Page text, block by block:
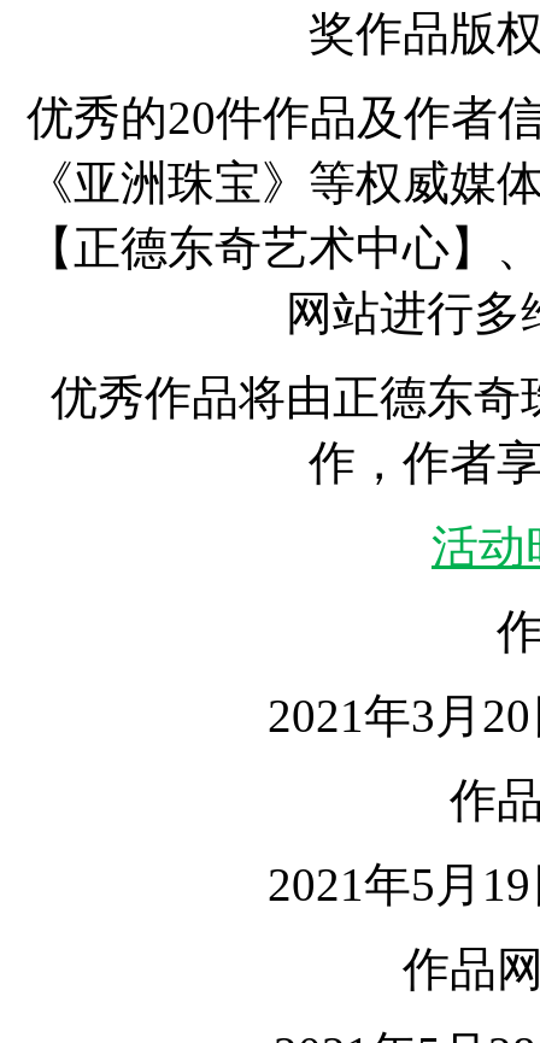
奖作品版
优秀的20件作品及作者
《亚洲珠宝》等权威媒
【正德东奇艺术中心】
网站进行多
优秀作品将由正德东
作，作者
活动
2021年3月
作
2021年5月
作品